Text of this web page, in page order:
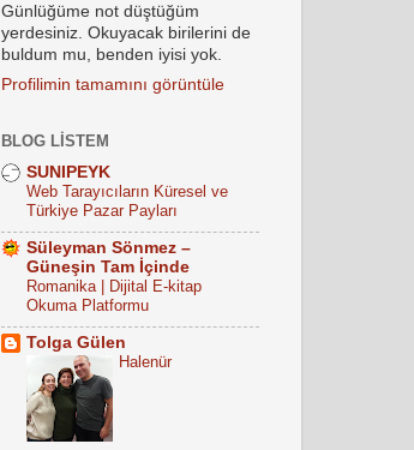
Günlüğüme not düştüğüm
yerdesiniz. Okuyacak birilerini de
buldum mu, benden iyisi yok.
Profilimin tamamını görüntüle
BLOG LISTEM
SUNIPEYK
Web Tarayıcıların Küresel ve
Türkiye Pazar Payları
Süleyman Sönmez –
Güneşin Tam İçinde
Romanika | Dijital E-kitap
Okuma Platformu
Tolga Gülen
Halenür